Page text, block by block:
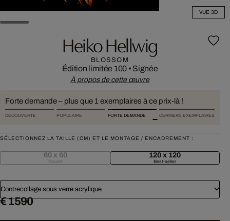
VUE 3D
Heiko Hellwig
BLOSSOM
Édition limitée 100 • Signée
À propos de cette œuvre
Forte demande – plus que 1 exemplaires à ce prix-là !
DÉCOUVERTE POPULAIRE FORTE DEMANDE DERNIERS EXEMPLAIRES
SÉLECTIONNEZ LA TAILLE (CM) ET LE MONTAGE / ENCADREMENT :
60 x 60
Épuisé
120 x 120
Best-seller
Contrecollage sous verre acrylique
€ 1 590